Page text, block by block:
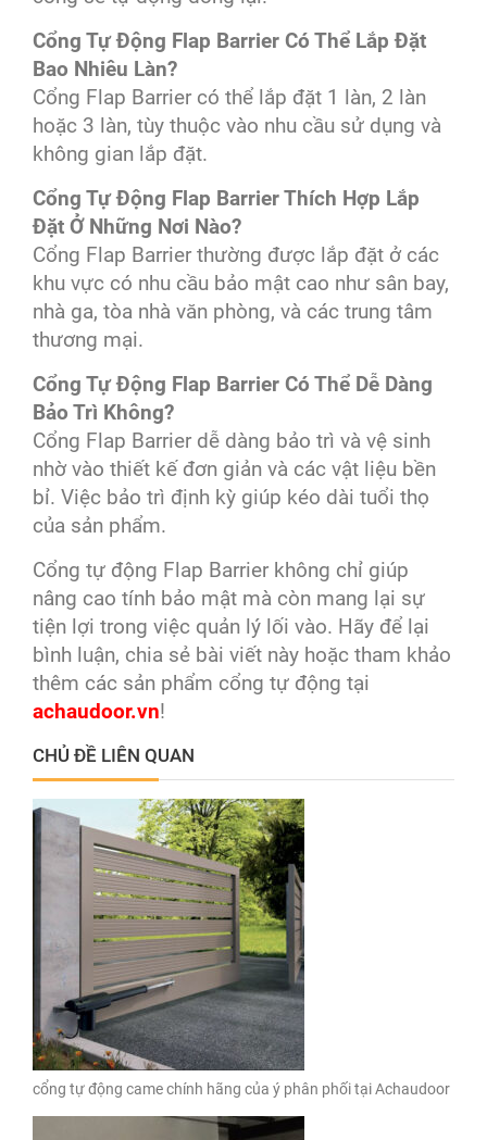
Cổng Tự Động Flap Barrier Có Thể Lắp Đặt
Bao Nhiêu Làn?
Cổng Flap Barrier có thể lắp đặt 1 làn, 2 làn
hoặc 3 làn, tùy thuộc vào nhu cầu sử dụng và
không gian lắp đặt.
Cổng Tự Động Flap Barrier Thích Hợp Lắp
Đặt Ở Những Nơi Nào?
Cổng Flap Barrier thường được lắp đặt ở các
khu vực có nhu cầu bảo mật cao như sân bay,
nhà ga, tòa nhà văn phòng, và các trung tâm
thương mại.
Cổng Tự Động Flap Barrier Có Thể Dễ Dàng
Bảo Trì Không?
Cổng Flap Barrier dễ dàng bảo trì và vệ sinh
nhờ vào thiết kế đơn giản và các vật liệu bền
bỉ. Việc bảo trì định kỳ giúp kéo dài tuổi thọ
của sản phẩm.
Cổng tự động Flap Barrier không chỉ giúp
nâng cao tính bảo mật mà còn mang lại sự
tiện lợi trong việc quản lý lối vào. Hãy để lại
bình luận, chia sẻ bài viết này hoặc tham khảo
thêm các sản phẩm cổng tự động tại
achaudoor.vn!
CHỦ ĐỀ LIÊN QUAN
cổng tự động came chính hãng của ý phân phối tại Achaudoor